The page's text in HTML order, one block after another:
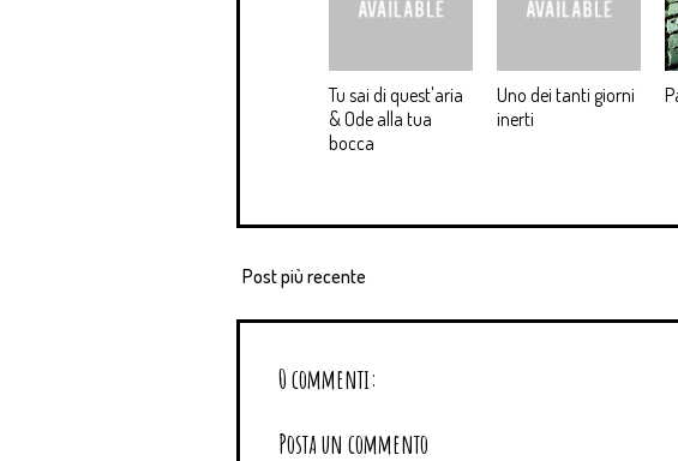
Tu sai di quest'aria
& Ode alla tua
bocca
Uno dei tanti giorni
inerti
Post più recente
0 commenti:
Posta un commento